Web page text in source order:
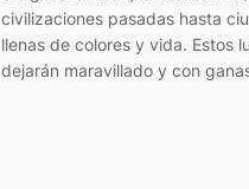
civilizaciones pasadas hasta
llenas de colores y vida. Estos
dejarán maravillado y con